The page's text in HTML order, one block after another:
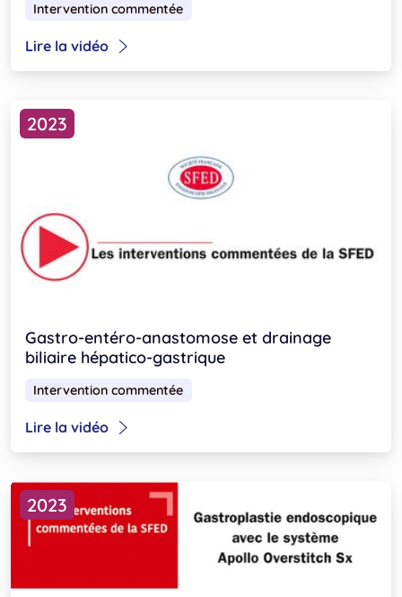
Intervention commentée
Lire la vidéo
2023
Gastro-entéro-anastomose et drainage
biliaire hépatico-gastrique
Intervention commentée
Lire la vidéo
2023